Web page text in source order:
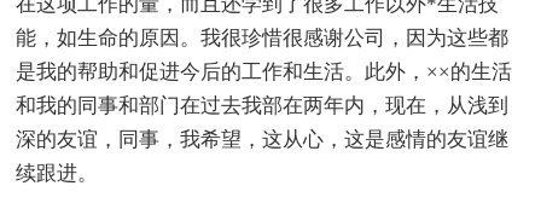
能，如生命的原因。我很珍惜很感谢公司，因为这些都
是我的帮助和促进今后的工作和生活。此外，××的生活
和我的同事和部门在过去我部在两年内，现在，从浅到
深的友谊，同事，我希望，这从心，这是感情的友谊继
续跟进。